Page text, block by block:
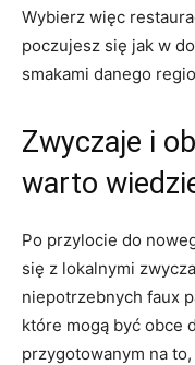
Wybierz więc
poczujesz się jak w
⁤smakami‍ danego
Zwyczaje i
warto
Po przylocie do
się z lokalnymi
niepotrzebnych faux
które mogą być obce
przygotowanym na